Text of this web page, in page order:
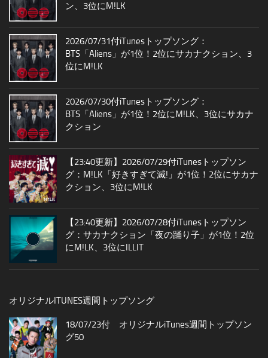
ン、3位にM!LK
2026/07/31付iTunesトップソング：
BTS「Aliens」が1位！2位にサカナクション、3
位にM!LK
2026/07/30付iTunesトップソング：
BTS「Aliens」が1位！2位にM!LK、3位にサカナ
クション
【23:40更新】2026/07/29付iTunesトップソン
グ：M!LK「好きすぎて滅!」が1位！2位にサカナ
クション、3位にM!LK
【23:40更新】2026/07/28付iTunesトップソン
グ：サカナクション「夜の踊り子」が1位！2位
にM!LK、3位にILLIT
オリジナルITUNES週間トップソング
18/07/23付 オリジナルiTunes週間トップソン
グ50